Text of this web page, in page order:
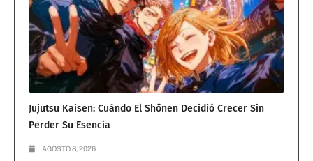
Jujutsu Kaisen: Cuándo El Shōnen Decidió Crecer Sin
Perder Su Esencia
AGOSTO 8, 2026